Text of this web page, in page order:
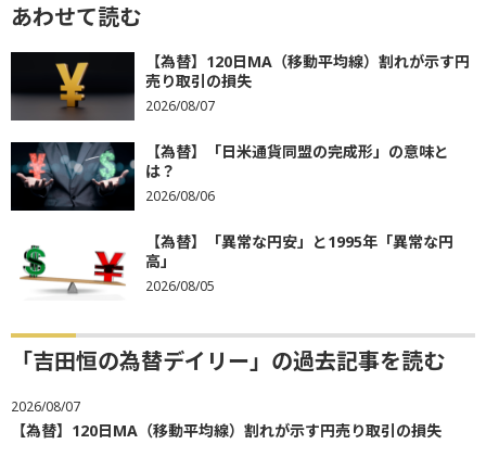
あわせて読む
【為替】120日MA（移動平均線）割れが示す円
売り取引の損失
2026/08/07
【為替】「日米通貨同盟の完成形」の意味と
は？
2026/08/06
【為替】「異常な円安」と1995年「異常な円
高」
2026/08/05
「吉田恒の為替デイリー」の過去記事を読む
2026/08/07
【為替】120日MA（移動平均線）割れが示す円売り取引の損失